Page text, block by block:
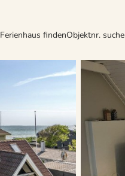
Ferienhaus findenObjektnr.